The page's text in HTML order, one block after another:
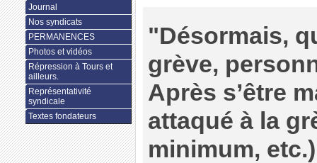
"Désormais,
grève,
Après s’être
attaqué à la
minimum,
Journal
Nos syndicats
PERMANENCES
Photos et vidéos
Répression à Tours et
ailleurs.
Représentativité
syndicale
Textes fondateurs